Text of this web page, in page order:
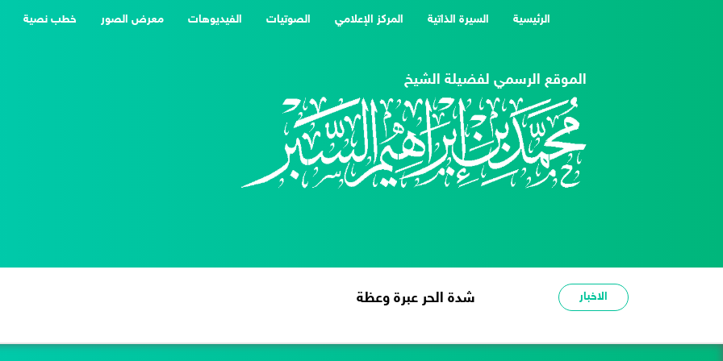
الرئيسية
(current) السيرة الذاتية المركز الإعلامي الصوتيات الفيديوهات معرض الصور خطب نصية
الموقع الرسمي لفضيلة الشيخ
الاخبار شدة الحر عبرة وعظة